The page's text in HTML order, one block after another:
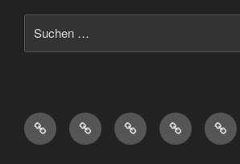
nach:
Diaspora*PixelfedPeertubeMastodonMatrix